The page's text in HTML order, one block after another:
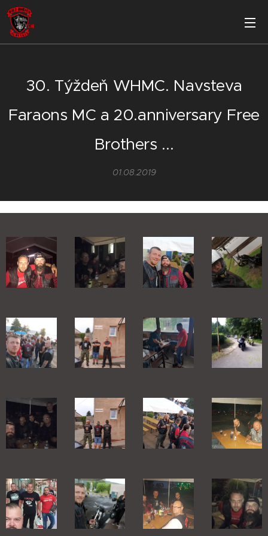
30. Týždeň WHMC. Navsteva
Faraons MC a 20.anniversary Free
Brothers ...
01.08.2019